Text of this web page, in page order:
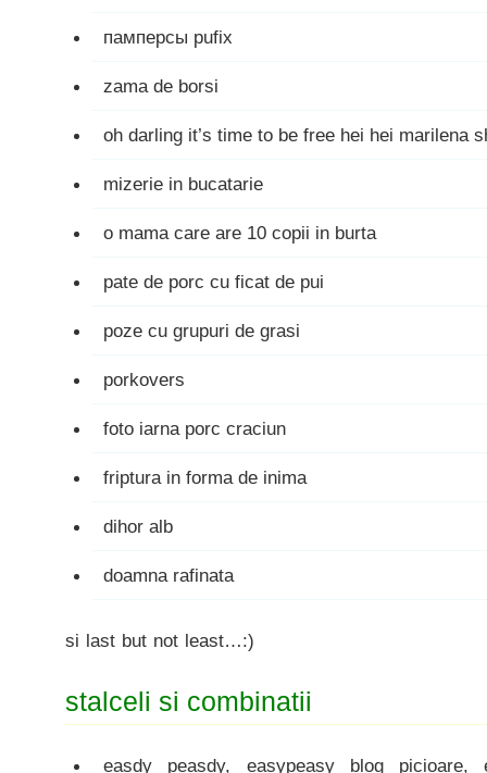
памперсы pufix
zama de borsi
oh darling it’s time to be free hei hei marilena
mizerie in bucatarie
o mama care are 10 copii in burta
pate de porc cu ficat de pui
poze cu grupuri de grasi
porkovers
foto iarna porc craciun
friptura in forma de inima
dihor alb
doamna rafinata
si last but not least…:)
stalceli si combinatii
easdy peasdy, easypeasy blog